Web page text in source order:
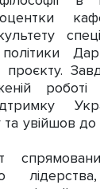
політики
та увійшов